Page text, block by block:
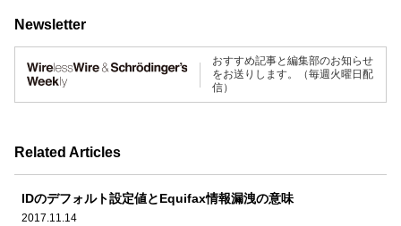
Newsletter
おすすめ記事と編集部のお知らせ
をお送りします。（毎週火曜日配
信）
Related Articles
IDのデフォルト設定値とEquifax情報漏洩の意味
2017.11.14